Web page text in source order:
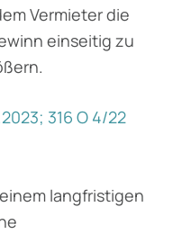
Vermieter die
einseitig zu
316 O 4/22
langfristigen